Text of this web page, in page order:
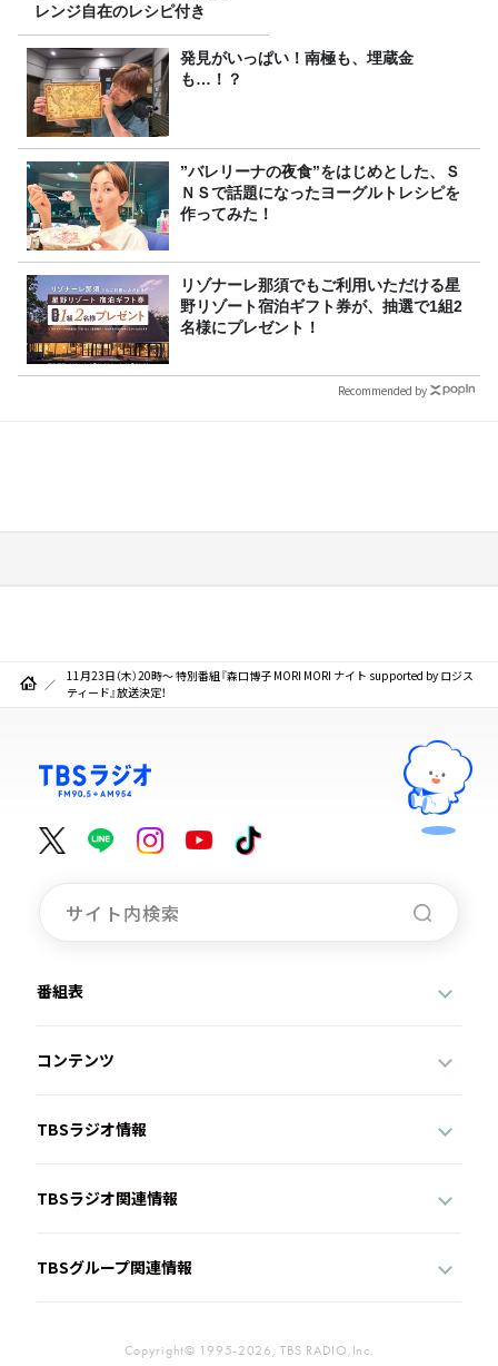
レンジ自在のレシピ付き
発見がいっぱい！南極も、埋蔵金
も…！？
”バレリーナの夜食”をはじめとした、Ｓ
ＮＳで話題になったヨーグルトレシピを
作ってみた！
リゾナーレ那須でもご利用いただける星
野リゾート宿泊ギフト券が、抽選で1組2
名様にプレゼント！
Recommended by
11月23日（木）20時～ 特別番組『森口博子 MORI MORI ナイト supported by ロジス
ティード』放送決定！
番組表
コンテンツ
TBSラジオ情報
TBSラジオ関連情報
TBSグループ関連情報
Copyright© 1995-2026, TBS RADIO,Inc.